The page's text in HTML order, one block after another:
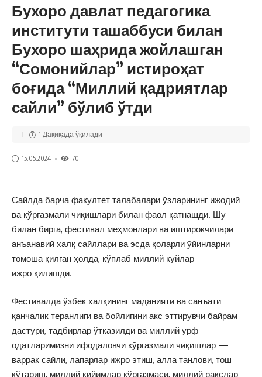
Бухоро давлат педагогика
институти ташаббуси билан
Бухоро шаҳрида жойлашган
“Сомонийлар” истироҳат
боғида “Миллий қадриятлар
сайли” бўлиб ўтди
15.05.2024 70
1 Дақиқада ўқилади
Сайлда барча факултет талабалари ўзларининг ижодий
ва кўргазмали чиқишлари билан фаол қатнашди. Шу
билан бирга, фестивал меҳмонлари ва иштирокчилари
анъанавий халқ сайллари ва эсда қоларли ўйинларни
томоша қилган ҳолда, кўплаб миллий куйлар
ижро қилишди.
Фестивалда ўзбек халқининг маданияти ва санъати
қанчалик теранлиги ва бойлигини акс эттирувчи байрам
дастури, тадбирлар ўтказилди ва миллий урф-
одатларимизни ифодаловчи кўргазмали чиқишлар —
варрак сайли, лапарлар ижро этиш, алла танлови, тош
кўтариш, миллий кийимлар кўргазмаси, миллий рақслар